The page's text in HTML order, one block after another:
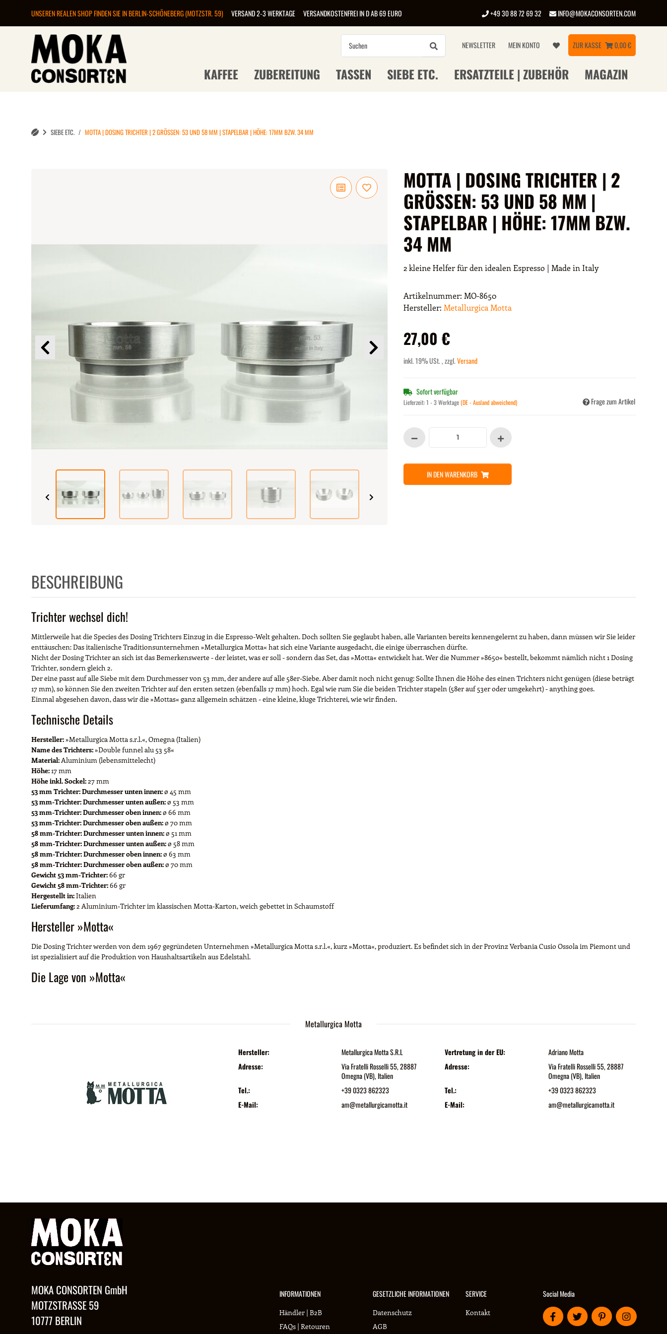
UNSEREN REALEN SHOP FINDEN SIE IN BERLIN-SCHÖNEBERG (MOTZSTR. 59) VERSAND 2-3 WERKTAGE VERSANDKOSTENFREI IN D AB 69 EURO +49 30 88 72 69 32 INFO@MOKACONSORTEN.COM
NEWSLETTER MEIN KONTO ZUR KASSE 0,00 €
KAFFEE ZUBEREITUNG TASSEN SIEBE ETC. ERSATZTEILE | ZUBEHÖR MAGAZIN
SIEBE ETC. MOTTA | DOSING TRICHTER | 2 GRÖSSEN: 53 UND 58 MM | STAPELBAR | HÖHE: 17MM BZW. 34 MM
MOTTA | DOSING TRICHTER | 2
GRÖSSEN: 53 UND 58 MM |
STAPELBAR | HÖHE: 17MM BZW.
34 MM
2 kleine Helfer für den idealen Espresso | Made in Italy
Artikelnummer: MO-8650
Hersteller: Metallurgica Motta
27,00 €
inkl. 19% USt. , zzgl.Versand
Sofort verfügbar
Lieferzeit:1 - 3 Werktage(DE - Ausland abweichend) Frage zum Artikel
IN DEN WARENKORB
BESCHREIBUNG
Trichter wechsel dich!
Mittlerweile hat die Species des Dosing Trichters Einzug in die Espresso-Welt gehalten. Doch sollten Sie geglaubt haben, alle Varianten bereits kennengelernt zu haben, dann müssen wir Sie leider
enttäuschen: Das italienische Traditionsunternehmen »Metallurgica Motta« hat sich eine Variante ausgedacht, die einige überraschen dürfte.
Nicht der Dosing Trichter an sich ist das Bemerkenswerte - der leistet, was er soll - sondern das Set, das »Motta« entwickelt hat. Wer die Nummer »8650« bestellt, bekommt nämlich nicht 1 Dosing
Trichter, sondern gleich 2.
Der eine passt auf alle Siebe mit dem Durchmesser von 53 mm, der andere auf alle 58er-Siebe. Aber damit noch nicht genug: Sollte Ihnen die Höhe des einen Trichters nicht genügen (diese beträgt
17 mm), so können Sie den zweiten Trichter auf den ersten setzen (ebenfalls 17 mm) hoch. Egal wie rum Sie die beiden Trichter stapeln (58er auf 53er oder umgekehrt) - anything goes.
Einmal abgesehen davon, dass wir die »Mottas« ganz allgemein schätzen - eine kleine, kluge Trichterei, wie wir finden.
Technische Details
Hersteller:»Metallurgica Motta s.r.l.«, Omegna (Italien)
Name des Trichters:»Double funnel alu 53 58«
Material:Aluminium (lebensmittelecht)
Höhe:17 mm
Höhe inkl. Sockel:27 mm
53 mm Trichter: Durchmesser unten innen:ø 45 mm
53 mm-Trichter: Durchmesser unten außen:ø 53 mm
53 mm-Trichter: Durchmesser oben innen:ø 66 mm
53 mm-Trichter: Durchmesser oben außen:ø 70 mm
58 mm-Trichter: Durchmesser unten innen:ø 51 mm
58 mm-Trichter: Durchmesser unten außen:ø 58 mm
58 mm-Trichter: Durchmesser oben innen:ø 63 mm
58 mm-Trichter: Durchmesser oben außen:ø 70 mm
Gewicht 53 mm-Trichter:66 gr
Gewicht 58 mm-Trichter:66 gr
Hergestellt in:Italien
Lieferumfang:2 Aluminium-Trichter im klassischen Motta-Karton, weich gebettet in Schaumstoff
Hersteller »Motta«
Die Dosing Trichter werden von dem 1967 gegründeten Unternehmen »Metallurgica Motta s.r.l.«, kurz »Motta«, produziert. Es befindet sich in der Provinz Verbania Cusio Ossola im Piemont und
ist spezialisiert auf die Produktion von Haushaltsartikeln aus Edelstahl.
Die Lage von »Motta«
Metallurgica Motta
Hersteller:
Metallurgica Motta S.R.L
Adresse:
Via Fratelli Rosselli 55, 28887
Omegna (VB), Italien
Tel.:
+39 0323 862323
E-Mail:
am@metallurgicamotta.it
Vertretung in der EU:
Adriano Motta
Adresse:
Via Fratelli Rosselli 55, 28887
Omegna (VB), Italien
Tel.:
+39 0323 862323
E-Mail:
am@metallurgicamotta.it
MOKA CONSORTEN GmbH
MOTZSTRASSE 59
10777 BERLIN
INFORMATIONEN
Händler | B2B
FAQs | Retouren
GESETZLICHE INFORMATIONEN
Datenschutz
AGB
SERVICE
Kontakt
Social Media